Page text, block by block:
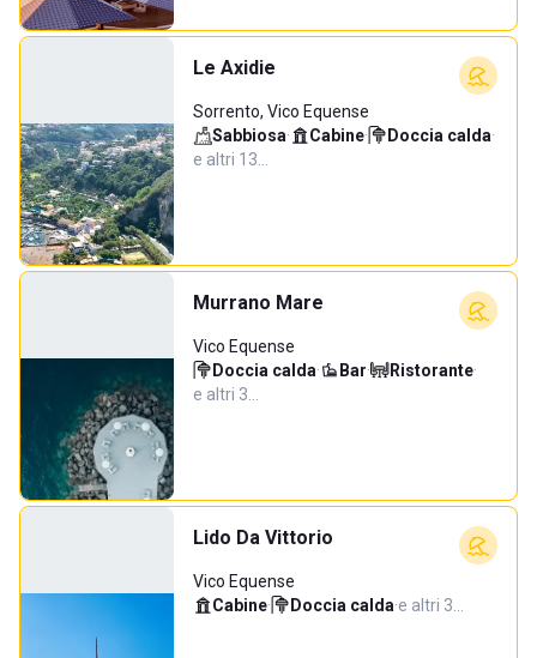
Le Axidie
Sorrento, Vico Equense
Sabbiosa· Cabine· Doccia calda·
e altri 13…
Murrano Mare
Vico Equense
Doccia calda· Bar· Ristorante·
e altri 3…
Lido Da Vittorio
Vico Equense
Cabine· Doccia calda·e altri 3…